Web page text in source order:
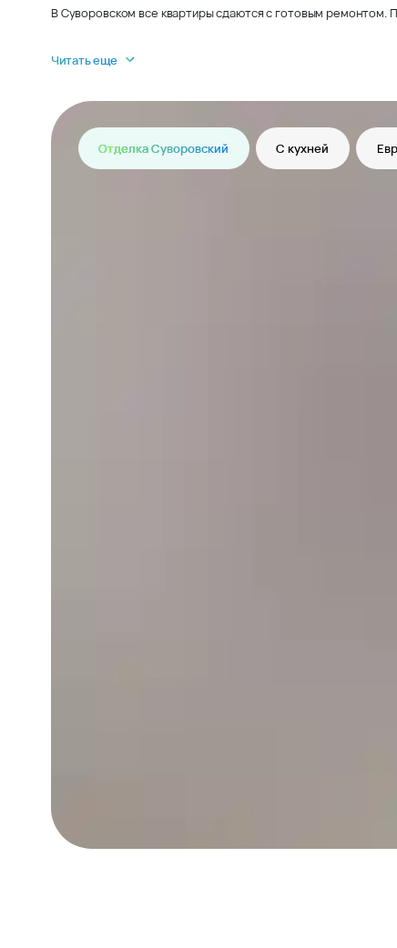
В Суворовском все квартиры сдаются с готовым ремонтом.
Читать еще
Отделка Суворовский С кухней